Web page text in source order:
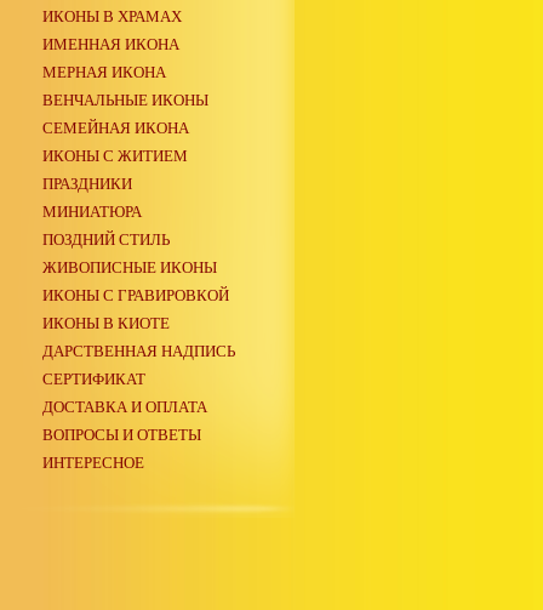
ИКОНЫ В ХРАМАХ
ИМЕННАЯ ИКОНА
МЕРНАЯ ИКОНА
ВЕНЧАЛЬНЫЕ ИКОНЫ
СЕМЕЙНАЯ ИКОНА
ИКОНЫ С ЖИТИЕМ
ПРАЗДНИКИ
МИНИАТЮРА
ПОЗДНИЙ СТИЛЬ
ЖИВОПИСНЫЕ ИКОНЫ
ИКОНЫ С ГРАВИРОВКОЙ
ИКОНЫ В КИОТЕ
ДАРСТВЕННАЯ НАДПИСЬ
СЕРТИФИКАТ
ДОСТАВКА И ОПЛАТА
ВОПРОСЫ И ОТВЕТЫ
ИНТЕРЕСНОЕ